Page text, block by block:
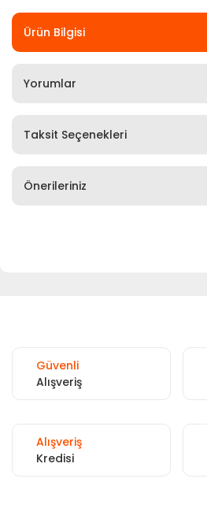
Ürün Bilgisi
Yorumlar
Taksit Seçenekleri
Önerileriniz
Güvenli
Alışveriş
Alışveriş
Kredisi